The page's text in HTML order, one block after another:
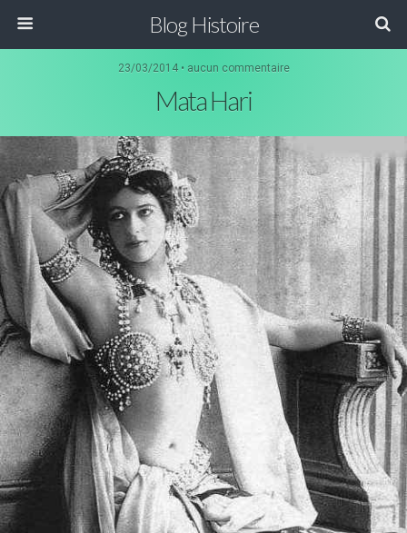
Blog Histoire
23/03/2014 • aucun commentaire
Mata Hari